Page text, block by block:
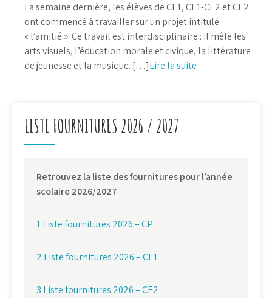
La semaine dernière, les élèves de CE1, CE1-CE2 et CE2
ont commencé à travailler sur un projet intitulé
« l’amitié ». Ce travail est interdisciplinaire : il mêle les
arts visuels, l’éducation morale et civique, la littérature
de jeunesse et la musique. […]Lire la suite
LISTE FOURNITURES 2026 / 2027
Retrouvez la liste des fournitures pour l’année
scolaire 2026/2027
1 Liste fournitures 2026 – CP
2 Liste fournitures 2026 – CE1
3 Liste fournitures 2026 – CE2